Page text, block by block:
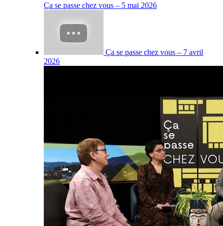
Ça se passe chez vous – 5 mai 2026
Ça se passe chez vous – 7 avril
2026